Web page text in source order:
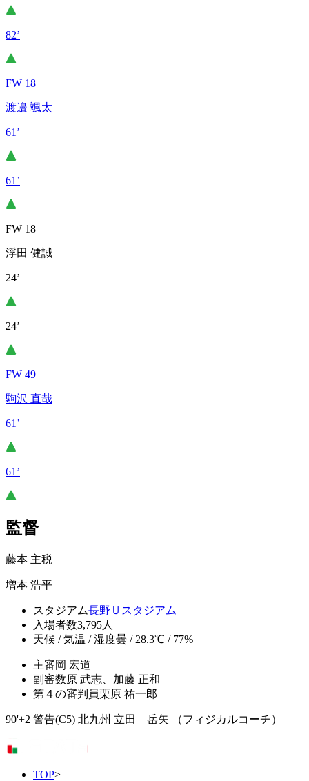
82’
FW 18
渡邉 颯太
61’
61’
FW 18
浮田 健誠
24’
24’
FW 49
駒沢 直哉
61’
61’
監督
藤本 主税
増本 浩平
スタジアム長野Ｕスタジアム
入場者数3,795人
天候 / 気温 / 湿度曇 / 28.3℃ / 77%
主審岡 宏道
副審数原 武志、加藤 正和
第４の審判員栗原 祐一郎
90'+2 警告(C5) 北九州 立田 岳矢 （フィジカルコーチ）
TOP>